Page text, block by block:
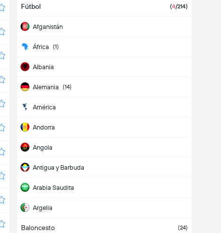
Fútbol (4/214)
Afganistán
África (1)
Albania
Alemania (14)
América
Andorra
Angola
Antigua y Barbuda
Arabia Saudita
Argelia
Argentina
Baloncesto (24)